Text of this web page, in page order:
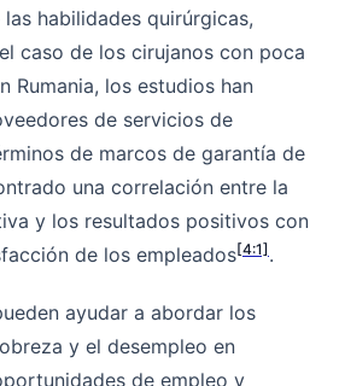
habilidades quirúrgicas,
caso de los cirujanos con poca
Rumania, los estudios han
de servicios de
de marcos de garantía de
una correlación entre la
y los resultados positivos con
de los empleados[4:1] .
ayudar a abordar los
y el desempleo en
de empleo y